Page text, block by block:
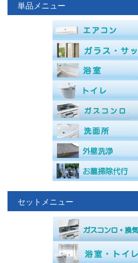
単品メニュー
セットメニュー